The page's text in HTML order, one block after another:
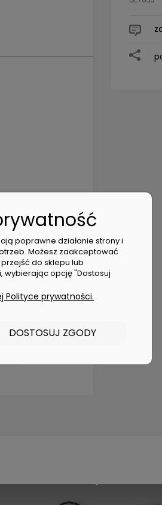
poprawne działanie strony i
Możesz zaakceptować
do sklepu lub
wybierając opcję "Dostosuj
Polityce prywatności.
DOSTOSUJ ZGODY